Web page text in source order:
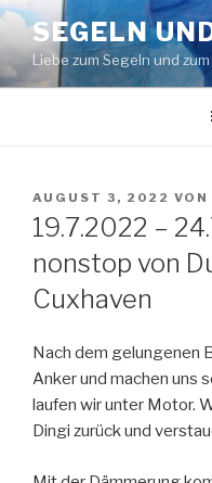
Zum
Inhalt
springen
SEGELN
Liebe zum Segeln und
VERÖFFENTLICHT
AM
AUGUST 3, 2022 VON
19.7.2022 –
nonstop von
Cuxhaven
Nach dem gelungenen
Anker und machen uns
laufen wir unter Motor.
Dingi zurück und